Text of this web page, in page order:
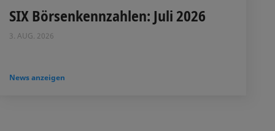
SIX Börsenkennzahlen: Juli 2026
3. AUG. 2026
News anzeigen